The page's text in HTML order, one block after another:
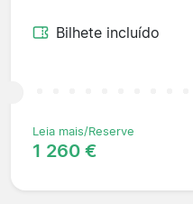
Bilhete incluído
Leia mais/Reserve
1 260 €